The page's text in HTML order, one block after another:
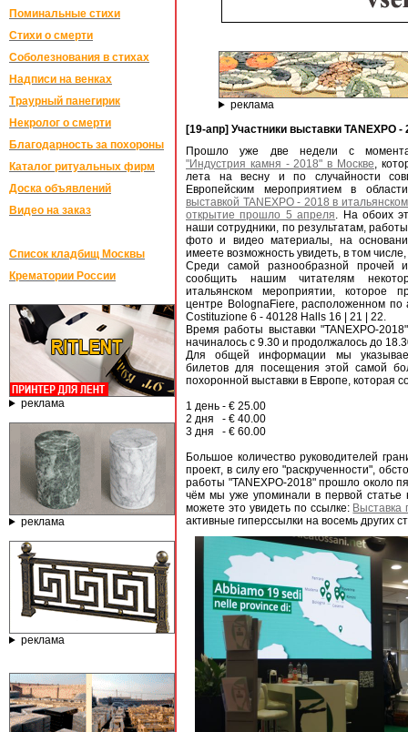
Поминальные стихи
Стихи о смерти
Соболезнования в стихах
Надписи на венках
Траурный панегирик
Некролог о смерти
Благодарность за похороны
Каталог ритуальных фирм
Доска объявлений
Видео на заказ
Список кладбищ Москвы
Крематории России
реклама
реклама
реклама
реклама
[19-апр] Участники выставки TANEXPO
Прошло уже две недели с
"Индустрия камня - 2018" в Москве,
лета на весну и по случайности
Европейским мероприятием в
выставкой TANEXPO - 2018 в
открытие прошло 5 апреля. На обоих
наши сотрудники, по результатам,
фото и видео материалы, на
имеете возможность увидеть, в том
Среди самой разнообразной прочей
сообщить нашим читателям
итальянском мероприятии, которое
центре BolognaFiere, расположенном по
Costituzione 6 - 40128 Halls 16 | 21 | 22.
Время работы выставки "TANEXPO-
начиналось с 9.30 и продолжалось до
Для общей информации мы
билетов для посещения этой самой
похоронной выставки в Европе, которая
1 день - € 25.00
2 дня - € 40.00
3 дня - € 60.00
Большое количество руководителей
проект, в силу его "раскрученности",
работы "TANEXPO-2018" прошло около
чём мы уже упоминали в первой статье
можете это увидеть по ссылке: Выставка
активные гиперссылки на восемь других